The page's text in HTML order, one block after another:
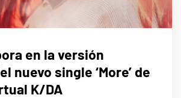
en la versión
nuevo single ‘More’ de
K/DA